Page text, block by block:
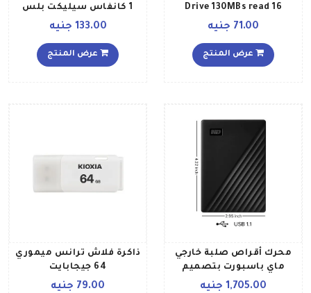
Drive 130MBs read 16
جيجابايت
71.00 جنيه
عرض المنتج
1 كانفاس سيليكت بلس
أسود
133.00 جنيه
عرض المنتج
محرك أقراص صلبة خارجي
ماي باسبورت بتصميم
محمول، مزود بمنفذ USB 30
1,705.00 جنيه
ذاكرة فلاش ترانس ميموري
64 جيجابايت
79.00 جنيه